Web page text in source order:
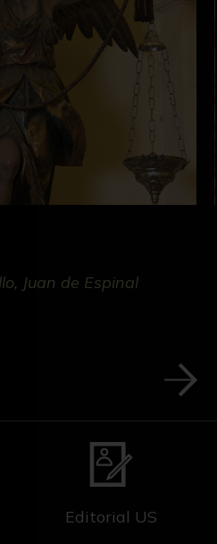
Juan de Espinal
Editorial US